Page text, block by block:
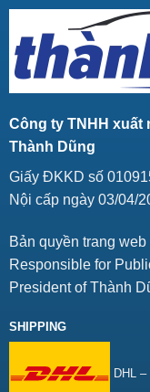
Công ty TNHH xuất
Thành Dũng
Giấy ĐKKD số
Nội cấp ngày 03/04/
Bản quyền trang
Responsible for
President of Thành
SHIPPING
DHL